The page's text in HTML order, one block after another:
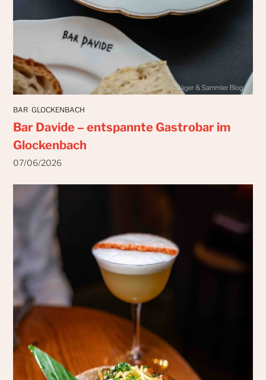
BAR GLOCKENBACH
Bar Davide – entspannte Gastrobar im
Glockenbach
07/06/2026